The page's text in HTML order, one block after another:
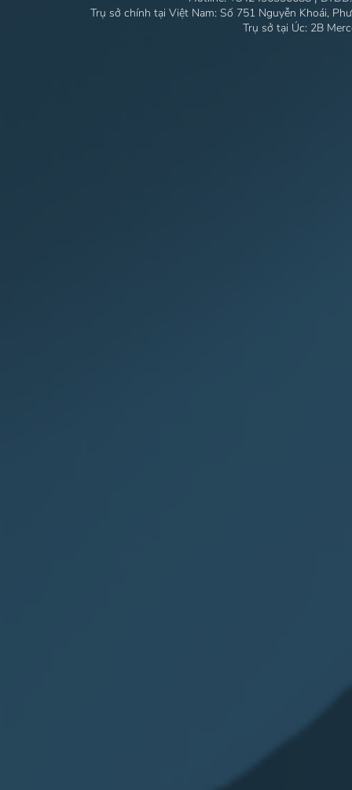
Trụ sở chính tại Việt Nam: Số 751 Nguyễn Khoái,
Trụ sở tại Úc: 2B